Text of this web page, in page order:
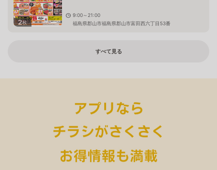
2枚
9:00～21:00
福島県郡山市福島県郡山市富田西六丁目53番
すべて見る